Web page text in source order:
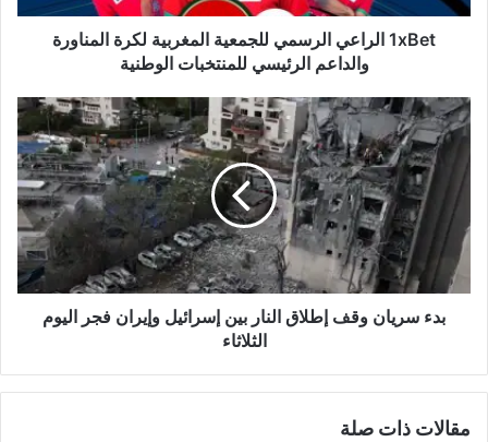
الرئيسي
للمنتخبات
1xBet الراعي الرسمي للجمعية المغربية لكرة المناورة
والداعم الرئيسي للمنتخبات الوطنية
بدء
سريان
إطلاق
النار
بين
إسرائيل
وإيران
فجر
اليومبدء سريان وقف إطلاق النار بين إسرائيل وإيران فجر اليوم
الثلاثاء
مقالات ذات صلة